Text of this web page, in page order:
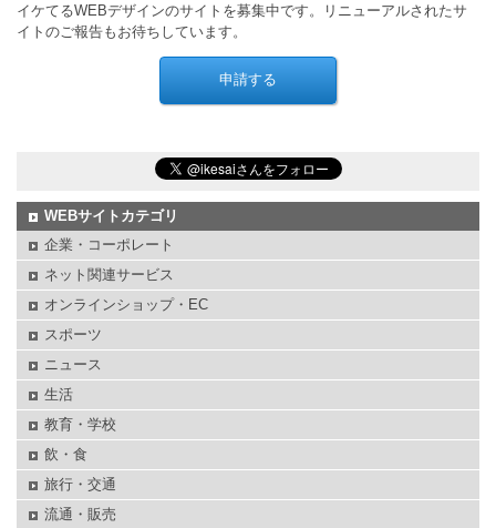
イケてるWEBデザインのサイトを募集中です。リニューアルされたサ
イトのご報告もお待ちしています。
WEBサイトカテゴリ
企業・コーポレート
ネット関連サービス
オンラインショップ・EC
スポーツ
ニュース
生活
教育・学校
飲・食
旅行・交通
流通・販売